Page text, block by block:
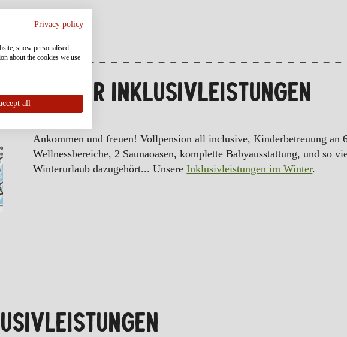
WINTER INKLUSIVLEISTUNGEN
Ankommen und freuen! Vollpension all inclusive, Kinderbetreuung an
Wellnessbereiche, 2 Saunaoasen, komplette Babyausstattung, und so
Winterurlaub dazugehört... UnsereInklusivleistungen im Winter.
Privacy policy
show personalised
about the cookies we use
all